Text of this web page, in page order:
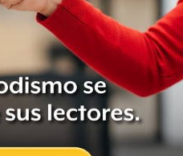
por líderes del PRI—
sobre si el bloque opositor
contrario, sobre cuántos
MC terminarán
y Morena.
el jueves que los
ya convencieron a 11 de
no reveló.